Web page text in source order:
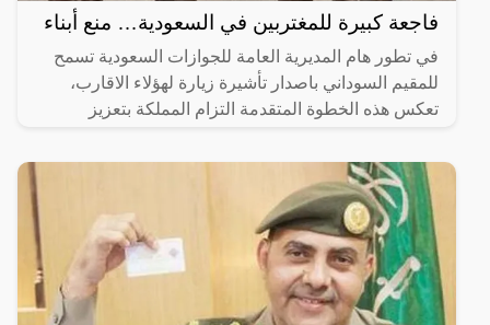
فاجعة كبيرة للمغتربين في السعودية… منع أبناء
في تطور هام المديرية العامة للجوازات السعودية تسمح
للمقيم السوداني باصدار تأشيرة زيارة لهؤلاء الاقارب،
تعكس هذه الخطوة المتقدمة التزام المملكة بتعزيز